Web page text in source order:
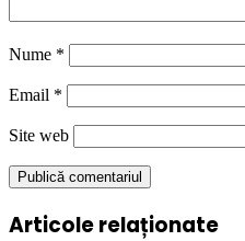
Nume *
Email *
Site web
Articole relaționate